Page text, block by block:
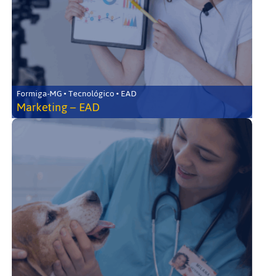
Formiga-MG • Tecnológico • EAD
Marketing – EAD